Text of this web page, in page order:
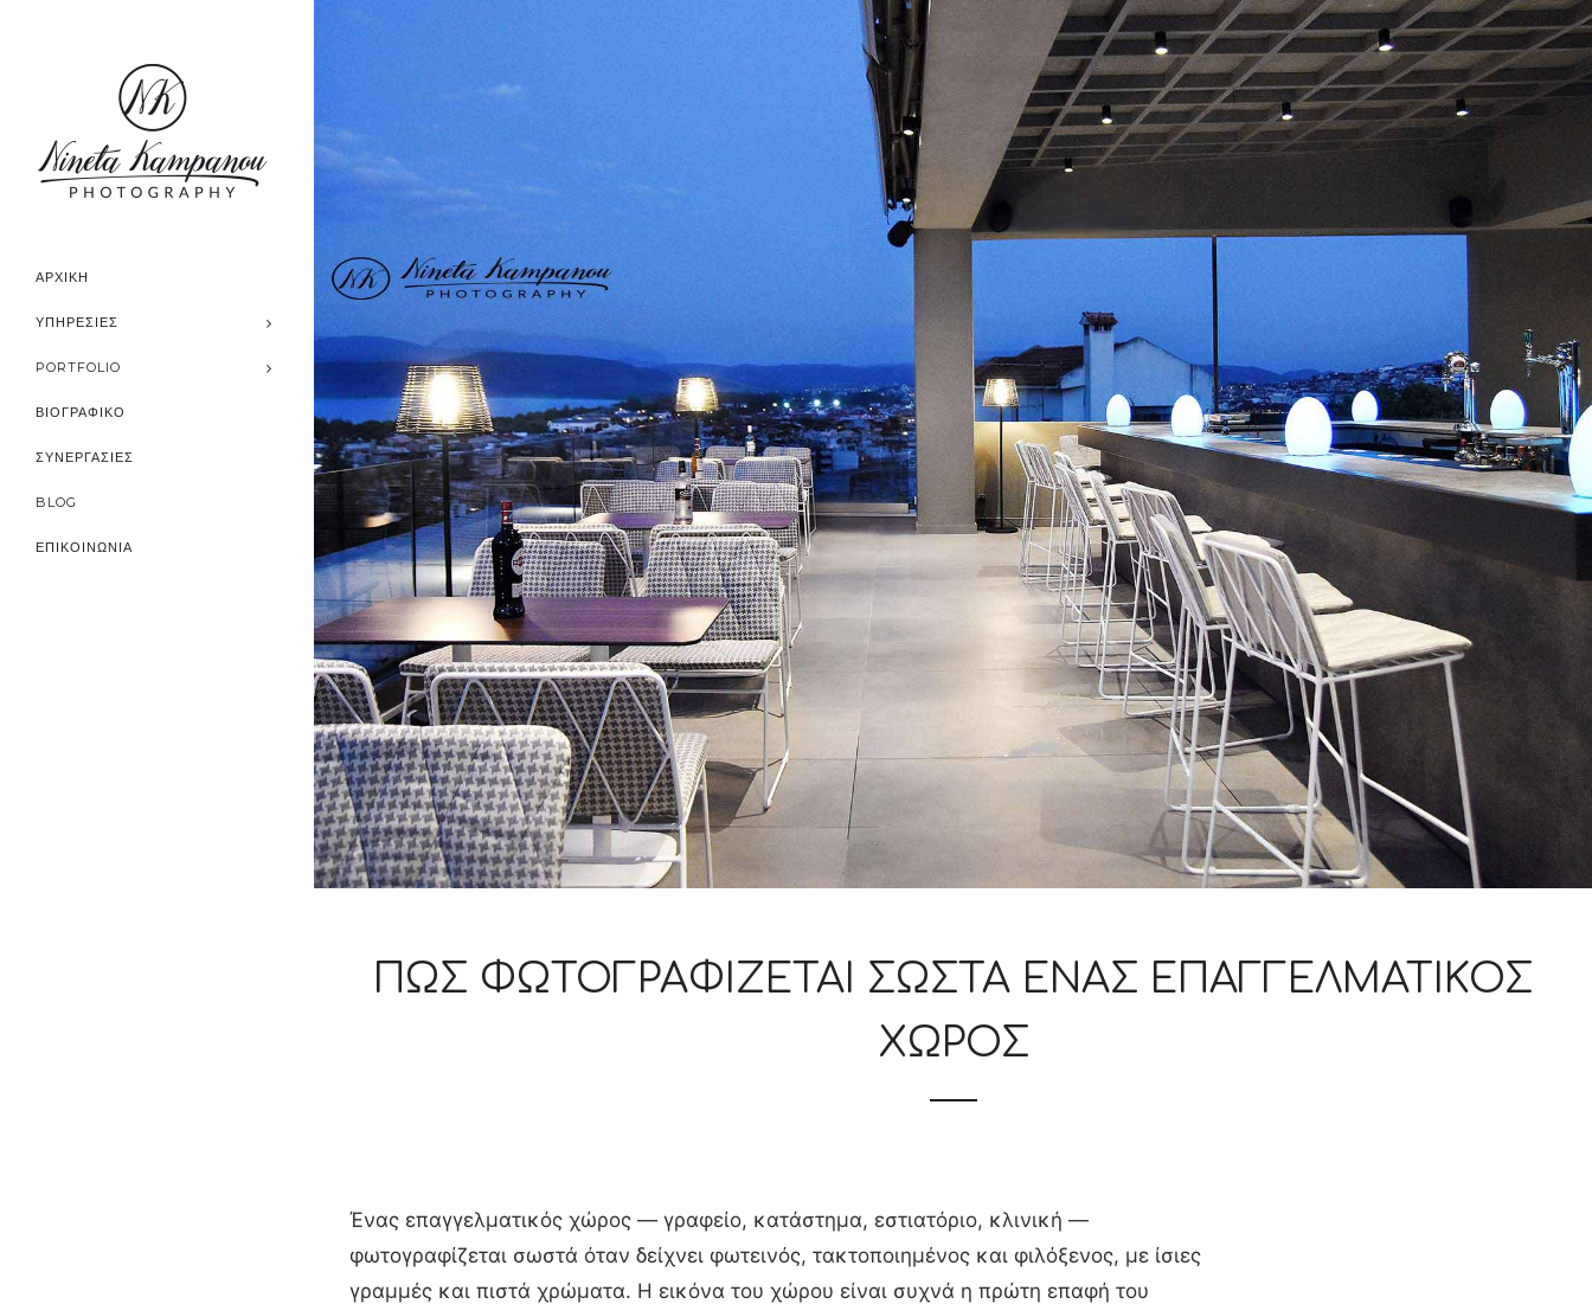
ΑΡΧΙΚΗ
ΥΠΗΡΕΣΊΕΣ
PORTFOLIO
ΒΙΟΓΡΑΦΙΚΟ
ΣΥΝΕΡΓΑΣΙΕΣ
BLOG
ΕΠΙΚΟΙΝΩΝΙΑ
ΠΏΣ ΦΩΤΟΓΡΑΦΊΖΕΤΑΙ ΣΩΣΤΆ ΈΝΑΣ ΕΠΑΓΓΕΛΜΑΤΙΚΌΣ
ΧΏΡΟΣ
Ένας επαγγελματικός χώρος — γραφείο, κατάστημα, εστιατόριο, κλινική —
φωτογραφίζεται σωστά όταν δείχνει φωτεινός, τακτοποιημένος και φιλόξενος, με ίσιες
γραμμές και πιστά χρώματα. Η εικόνα του χώρου είναι συχνά η πρώτη επαφή του